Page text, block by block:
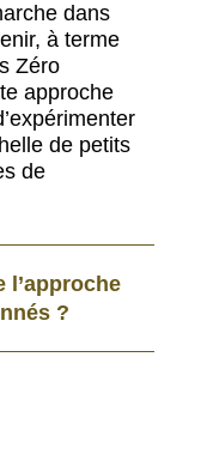
dans
à terme
Zéro
approche
de petits
de
l’approche
?